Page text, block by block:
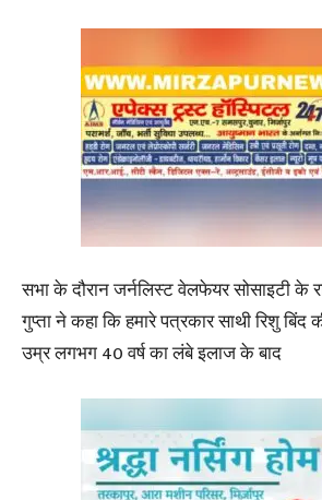
सभा के दौरान जर्नलिस्ट वेलफेयर सोसाइटी के
गुप्ता ने कहा कि हमारे पत्रकार साथी रिशु बिंद
उम्र लगभग 40 वर्ष का लंबे इलाज के बाद